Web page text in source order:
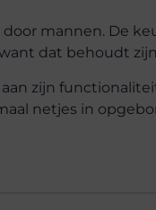
mannen. De
dat behoudt
zijn
netjes in